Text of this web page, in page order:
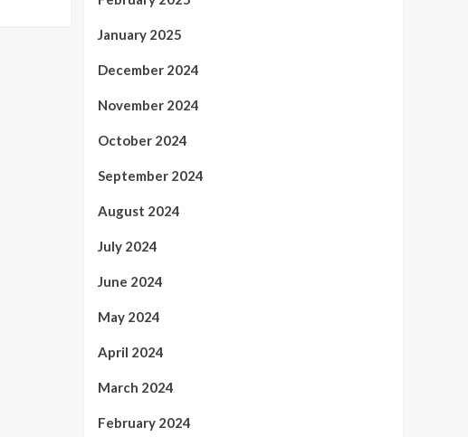
January 2025
December 2024
November 2024
October 2024
September 2024
August 2024
July 2024
June 2024
May 2024
April 2024
March 2024
February 2024